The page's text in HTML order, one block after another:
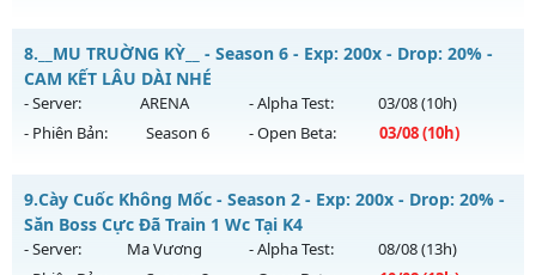
Thể loại: Mu Nguyên bản Webzen
Antihack: XShield
ĐUA TOP NHẬN MỐC NẠP - TẶNG 5M WC+SET 400 FULL
THẦN FREE
Mu mới ra tháng 07 2026 - Mở máy chủ
BOSS XUYÊN ĐÊM,
WC RƠI NHƯ MƯAvào 13h ngày 29/07/2626
Kiểu reset: Reset In Game
Thể loại: Mu Nguyên bản Webzen
Antihack: KHÔNG THỂ HACK
8. __MU TRUỜNG KỲ__ - Season 6 - Exp: 200x - Drop: 20% -
CAM KẾT LÂU DÀI NHÉ
- Server: ARENA - Alpha Test: 03/08(10h)
- Phiên Bản:
Season 6 - Open Beta: 03/08(10h)
__MU TRUỜNG KỲ__ - CAM KẾT LÂU DÀI NHÉ
Mu mới ra tháng 08 2026 - Mở máy chủ
ngày 03/08/2626
9.Cày Cuốc Không Mốc - Season 2 - Exp: 200x - Drop: 20% -
Săn Boss Cực Đã Train 1 Wc Tại K4
- Server: Ma Vương - Alpha Test: 08/08(13h)